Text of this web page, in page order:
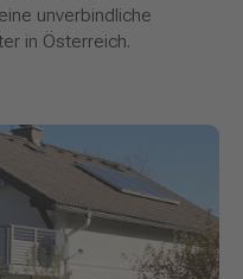
unverbindliche
in Österreich.